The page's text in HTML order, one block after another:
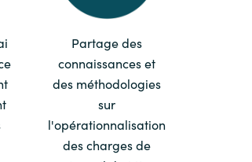
States
Partage des
connaissances et
des méthodologies
sur
l'opérationnalisation
des charges de